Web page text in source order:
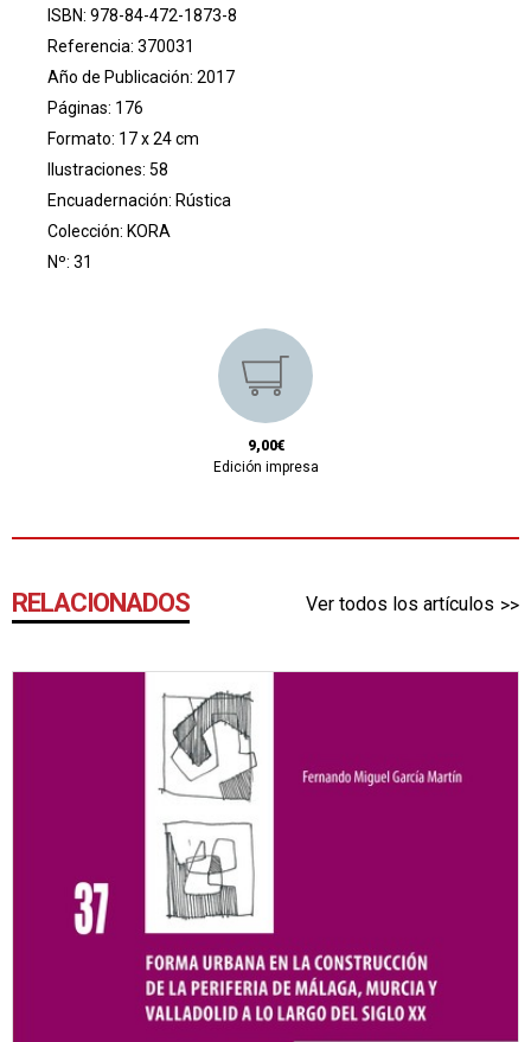
ISBN: 978-84-472-1873-8
Referencia: 370031
Año de Publicación: 2017
Páginas: 176
Formato: 17 x 24 cm
Ilustraciones: 58
Encuadernación: Rústica
Colección: KORA
Nº: 31
9,00€
Edición impresa
RELACIONADOS Ver todos los artículos